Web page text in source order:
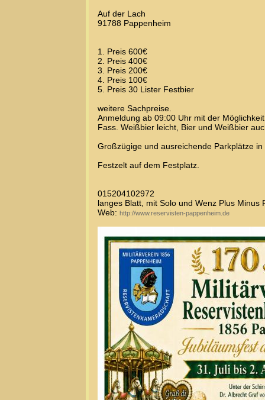
Auf der Lach
91788 Pappenheim
1. Preis 600€
2. Preis 400€
3. Preis 200€
4. Preis 100€
5. Preis 30 Lister Festbier
weitere Sachpreise.
Anmeldung ab 09:00 Uhr mit der
Fass. Weißbier leicht, Bier und Weißbier
Großzügige und ausreichende Parkplätze
Festzelt auf dem Festplatz.
015204102972
langes Blatt, mit Solo und Wenz Plus Minus
Web: http://www.reservisten-pappenheim.de